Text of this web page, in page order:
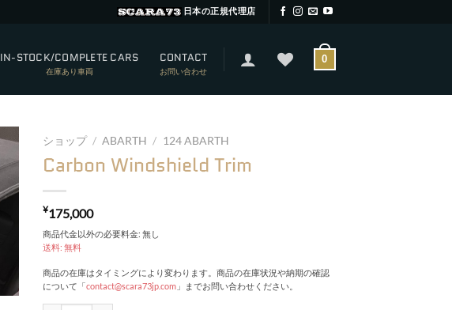
日本の正規代理店
IN-STOCK/COMPLETE CARS
在庫あり車両
CONTACT
お問い合わせ
0
ショップ / ABARTH / 124 ABARTH
Carbon Windshield Trim
¥175,000
商品代金以外の必要料金: 無し
送料: 無料
商品の在庫はタイミングにより変わります。商品の在庫状況や納期の確認
について「contact@scara73jp.com 」までお問い合わせください。